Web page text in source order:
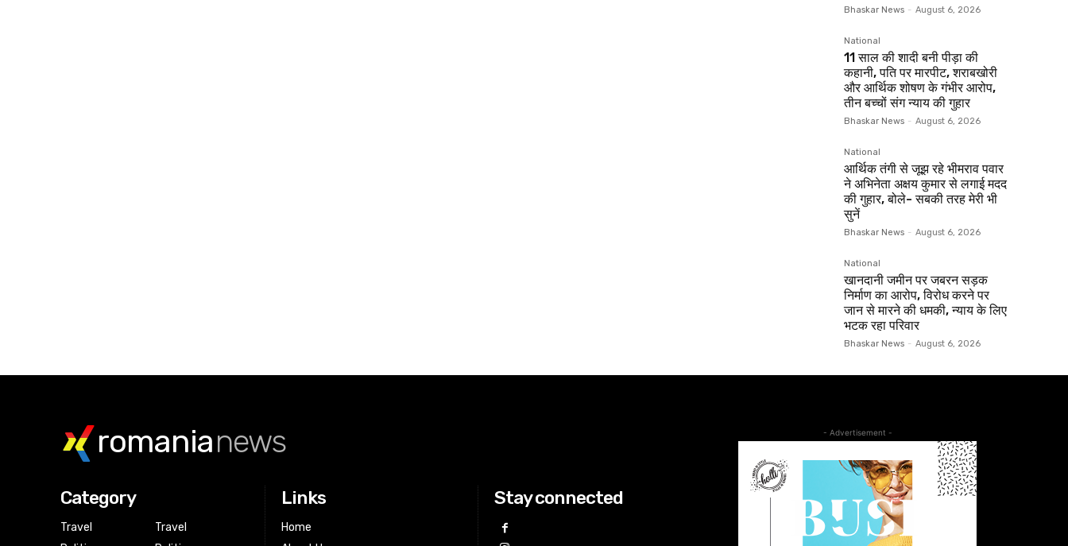
Bhaskar News - August 6, 2026
National
11 साल की शादी बनी पीड़ा की
कहानी, पति पर मारपीट, शराबखोरी
और आर्थिक शोषण के गंभीर आरोप,
तीन बच्चों संग न्याय की गुहार
Bhaskar News - August 6, 2026
National
आर्थिक तंगी से जूझ रहे भीमराव पवार
ने अभिनेता अक्षय कुमार से लगाई मदद
की गुहार, बोले- सबकी तरह मेरी भी
सुनें
Bhaskar News - August 6, 2026
National
खानदानी जमीन पर जबरन सड़क
निर्माण का आरोप, विरोध करने पर
जान से मारने की धमकी, न्याय के लिए
भटक रहा परिवार
Bhaskar News - August 6, 2026
romanianews
Category
Travel
Travel
Links
Home
Stay connected
- Advertisement -